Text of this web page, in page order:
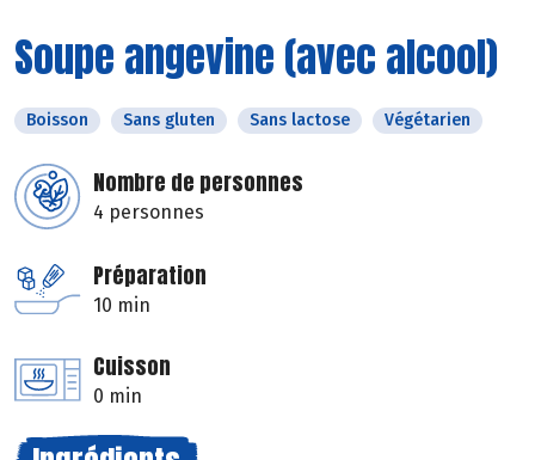
Soupe angevine (avec alcool)
Boisson Sans gluten Sans lactose Végétarien
Nombre de personnes
4 personnes
Préparation
10 min
Cuisson
0 min